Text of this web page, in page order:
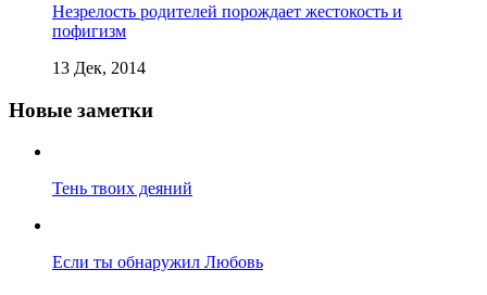
Незрелость родителей порождает жестокость и
пофигизм
13 Дек, 2014
Новые заметки
Тень твоих деяний
Если ты обнаружил Любовь